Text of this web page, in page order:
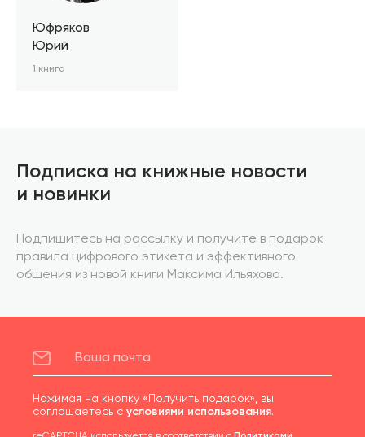
Юфряков
Юрий
1 книга
Подписка на книжные новости
и новинки
Подпишитесь на рассылку и получите в подарок
правила цифрового этикета и эффективного
общения из новой книги Максима Ильяхова.
Нажимая на кнопку «Получить подарок», вы
соглашаетесь с условиями использования.